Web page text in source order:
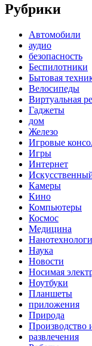
Рубрики
Автомобили
аудио
безопасность
Беспилотники
Бытовая
Велосипеды
Виртуальная
Гаджеты
дом
Железо
Игровые
Игры
Интернет
Камеры
Кино
Компьютеры
Космос
Медицина
Наука
Новости
Носимая
Ноутбуки
Планшеты
приложения
Природа
Производство
развлечения